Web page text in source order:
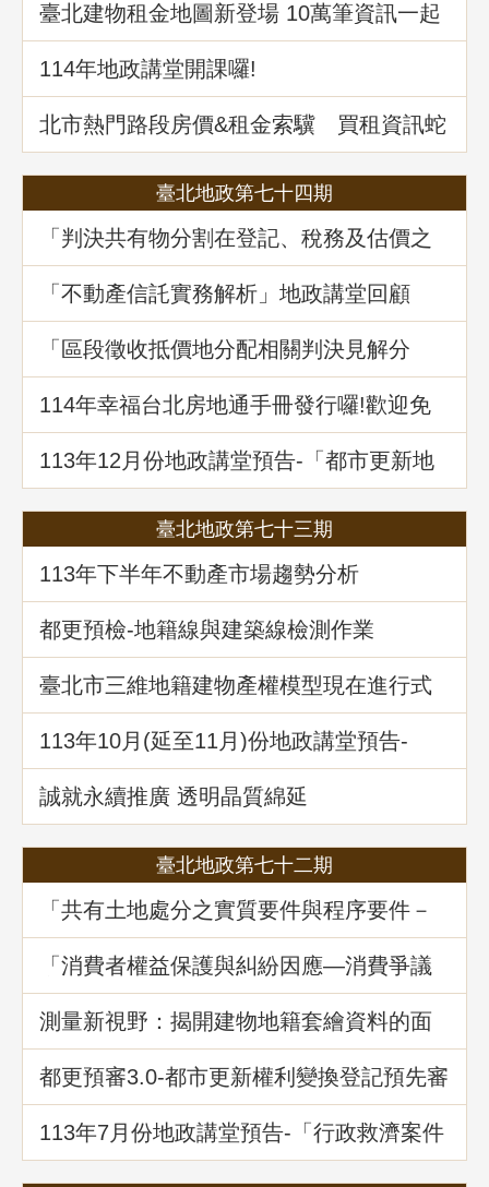
臺北建物租金地圖新登場 10萬筆資訊一起
升級
114年地政講堂開課囉!
北市熱門路段房價&租金索驥 買租資訊蛇
麼都有
臺北地政第七十四期
「判決共有物分割在登記、稅務及估價之
爭議問題」地政講堂回顧
「不動產信託實務解析」地政講堂回顧
「區段徵收抵價地分配相關判決見解分
析」地政講堂回顧
114年幸福台北房地通手冊發行囉!歡迎免
費索取!
113年12月份地政講堂預告-「都市更新地
籍整理全攻略」
臺北地政第七十三期
113年下半年不動產市場趨勢分析
都更預檢-地籍線與建築線檢測作業
臺北市三維地籍建物產權模型現在進行式
113年10⽉(延至11月)份地政講堂預告-
「不動產信託實務解析」
誠就永續推廣 透明晶質綿延
臺北地政第七十二期
「共有土地處分之實質要件與程序要件－
以土地法第34條之1執行要點修正為中心」
地政講堂回顧
「消費者權益保護與糾紛因應—消費爭議
案例分享」地政講堂回顧
測量新視野：揭開建物地籍套繪資料的面
紗
都更預審3.0-都市更新權利變換登記預先審
查制度
113年7月份地政講堂預告-「行政救濟案件
剖析-以若干土地測量及登記事件為例」